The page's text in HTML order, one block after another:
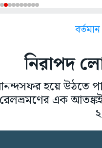
বর্তমান
নিরাপদ
হয়ে উঠতে
এক